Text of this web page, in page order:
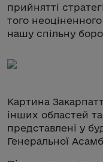
прийнятті
того
нашу спільну
Картина
інших областей та
представлені у
Генеральної